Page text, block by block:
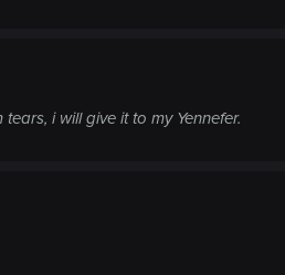
i will give it to my Yennefer.